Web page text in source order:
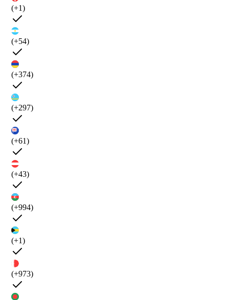
(+1)
(+54)
(+374)
(+297)
(+61)
(+43)
(+994)
(+1)
(+973)